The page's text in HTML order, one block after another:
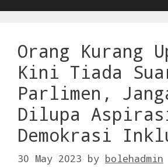
Orang Kurang
Kini Tiada
Parlimen,
Dilupa
Demokrasi
30 May 2023 by bolehadmin